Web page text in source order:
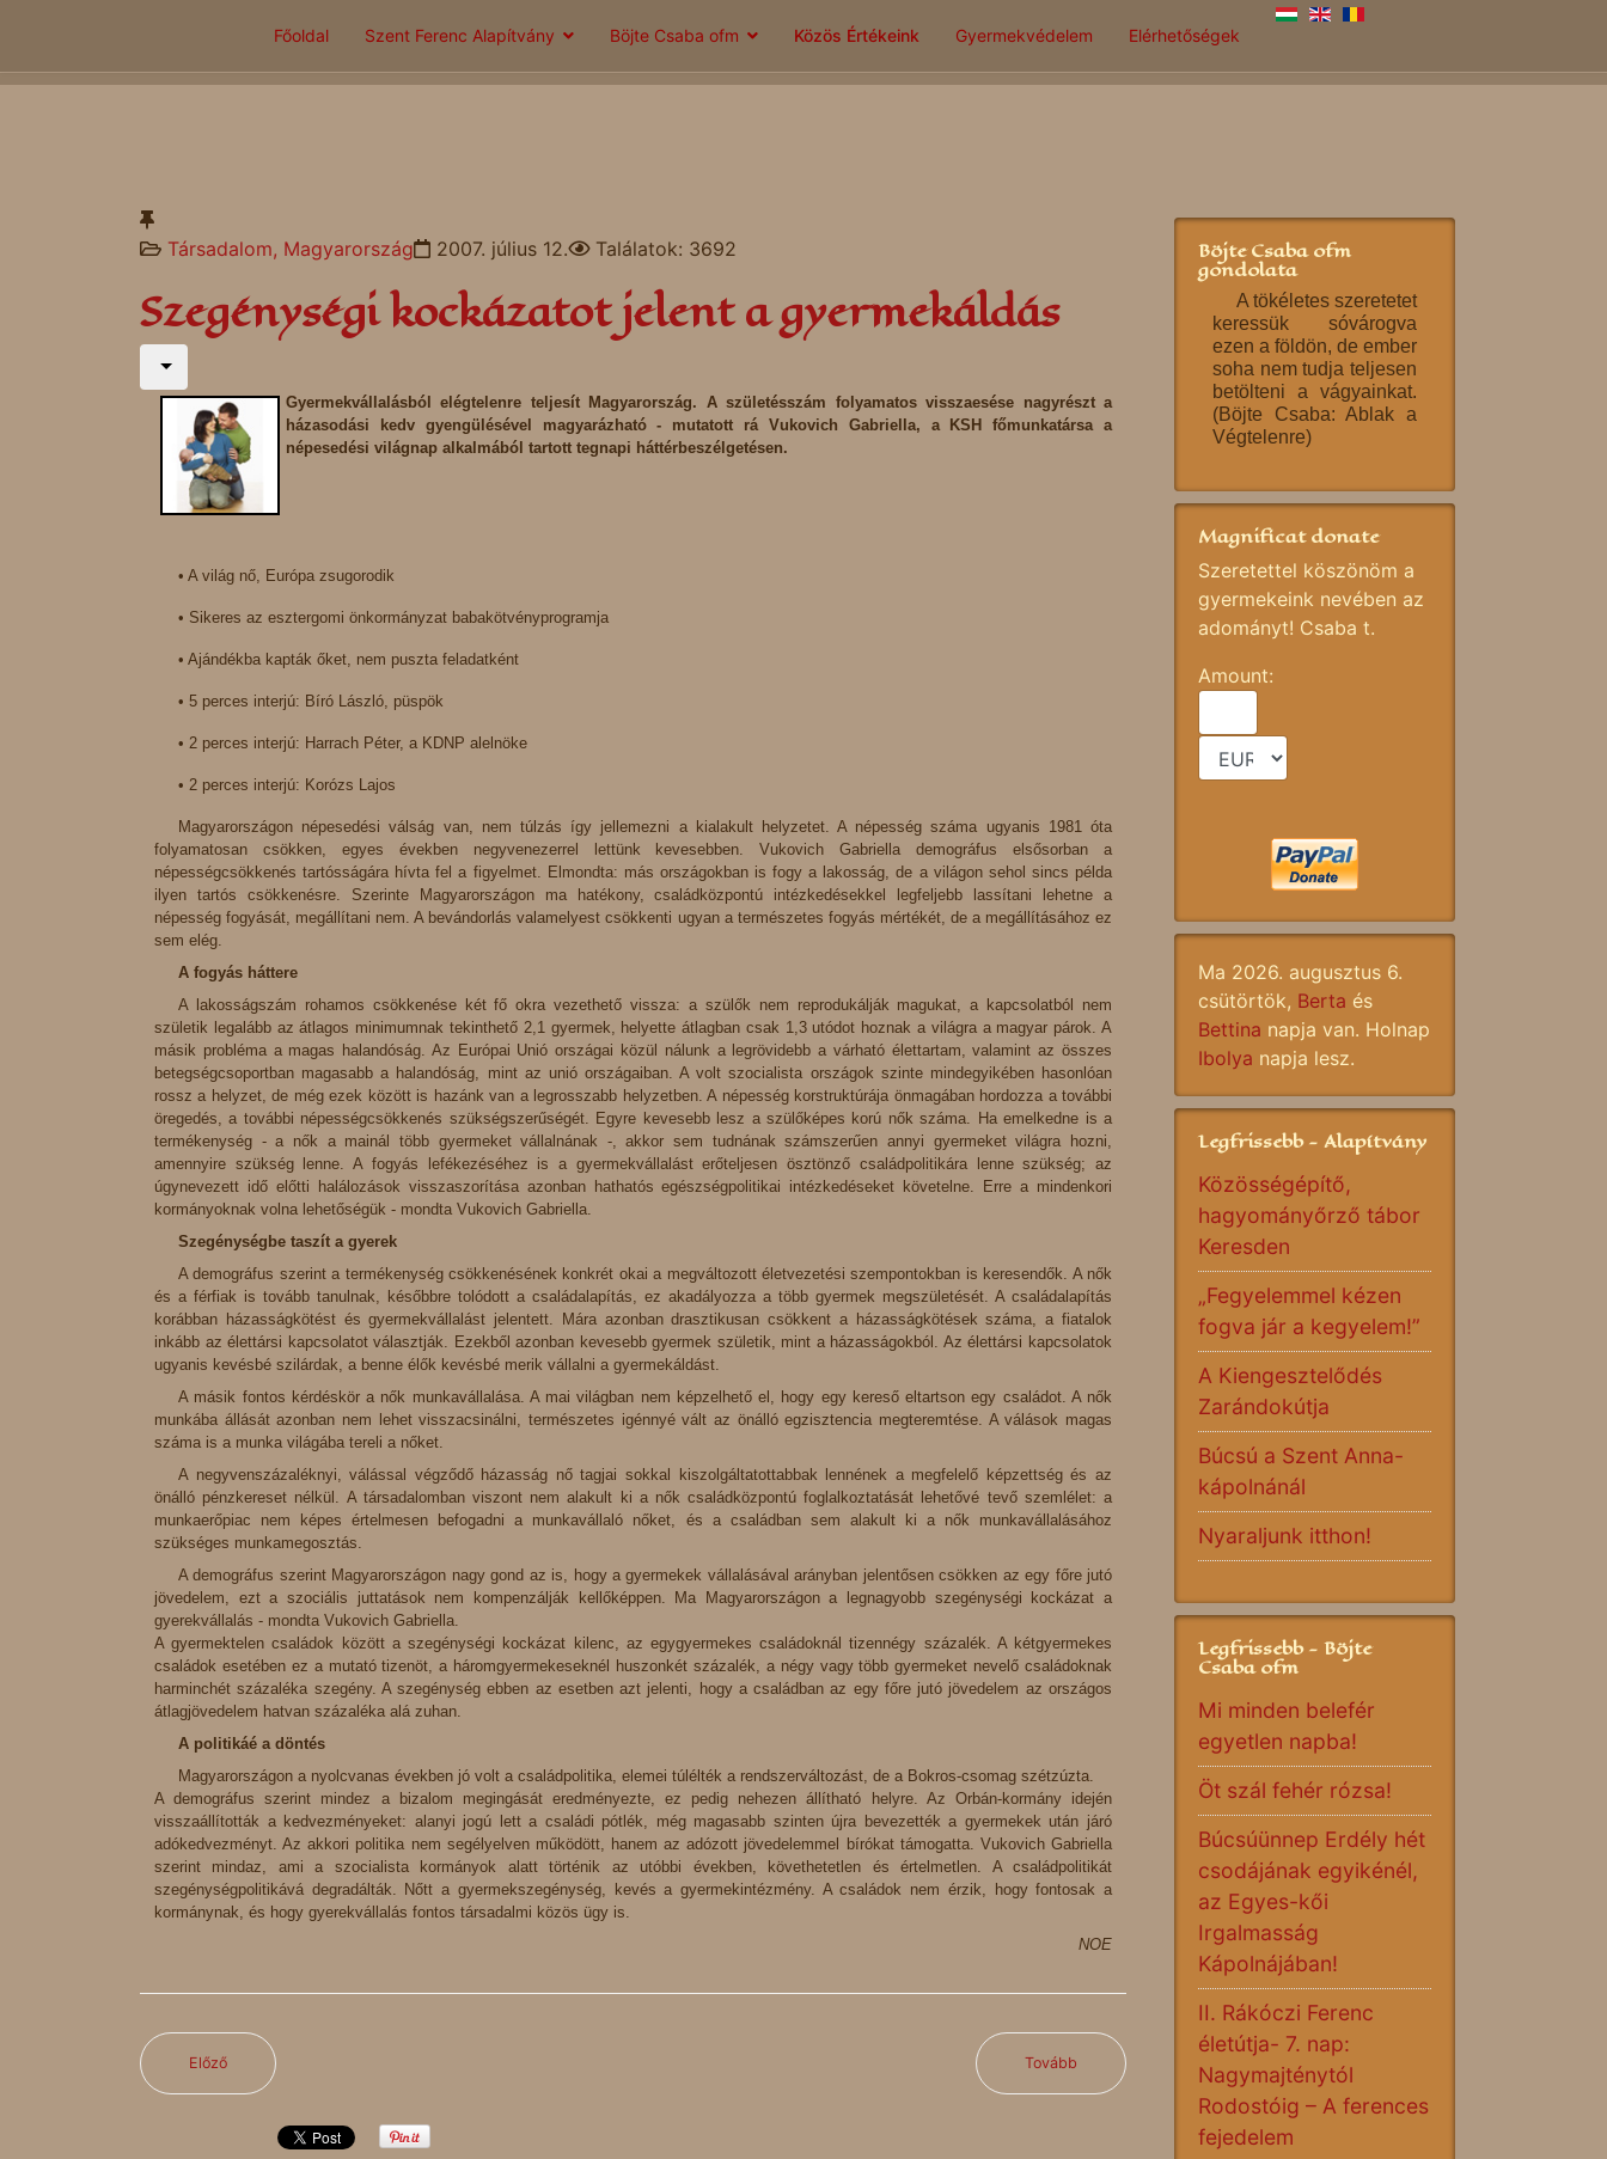
Főoldal Szent Ferenc Alapítvány Böjte Csaba ofm Közös Értékeink Gyermekvédelem Elérhetőségek
Társadalom, Magyarország 2007. július 12. Találatok: 3692
Szegénységi kockázatot jelent a gyermekáldás
Gyermekvállalásból elégtelenre teljesít Magyarország. A születésszám folyamatos visszaesése nagyrészt a
házasodási kedv gyengülésével magyarázható - mutatott rá Vukovich Gabriella, a KSH főmunkatársa a
népesedési világnap alkalmából tartott tegnapi háttérbeszélgetésen.
• A világ nő, Európa zsugorodik
• Sikeres az esztergomi önkormányzat babakötvényprogramja
• Ajándékba kapták őket, nem puszta feladatként
• 5 perces interjú: Bíró László, püspök
• 2 perces interjú: Harrach Péter, a KDNP alelnöke
• 2 perces interjú: Korózs Lajos
Magyarországon népesedési válság van, nem túlzás így jellemezni a kialakult helyzetet. A népesség száma ugyanis 1981 óta
folyamatosan csökken, egyes években negyvenezerrel lettünk kevesebben. Vukovich Gabriella demográfus elsősorban a
népességcsökkenés tartósságára hívta fel a figyelmet. Elmondta: más országokban is fogy a lakosság, de a világon sehol sincs példa
ilyen tartós csökkenésre. Szerinte Magyarországon ma hatékony, családközpontú intézkedésekkel legfeljebb lassítani lehetne a
népesség fogyását, megállítani nem. A bevándorlás valamelyest csökkenti ugyan a természetes fogyás mértékét, de a megállításához ez
sem elég.
A fogyás háttere
A lakosságszám rohamos csökkenése két fő okra vezethető vissza: a szülők nem reprodukálják magukat, a kapcsolatból nem
születik legalább az átlagos minimumnak tekinthető 2,1 gyermek, helyette átlagban csak 1,3 utódot hoznak a világra a magyar párok. A
másik probléma a magas halandóság. Az Európai Unió országai közül nálunk a legrövidebb a várható élettartam, valamint az összes
betegségcsoportban magasabb a halandóság, mint az unió országaiban. A volt szocialista országok szinte mindegyikében hasonlóan
rossz a helyzet, de még ezek között is hazánk van a legrosszabb helyzetben. A népesség korstruktúrája önmagában hordozza a további
öregedés, a további népességcsökkenés szükségszerűségét. Egyre kevesebb lesz a szülőképes korú nők száma. Ha emelkedne is a
termékenység - a nők a mainál több gyermeket vállalnának -, akkor sem tudnának számszerűen annyi gyermeket világra hozni,
amennyire szükség lenne. A fogyás lefékezéséhez is a gyermekvállalást erőteljesen ösztönző családpolitikára lenne szükség; az
úgynevezett idő előtti halálozások visszaszorítása azonban hathatós egészségpolitikai intézkedéseket követelne. Erre a mindenkori
kormányoknak volna lehetőségük - mondta Vukovich Gabriella.
Szegénységbe taszít a gyerek
A demográfus szerint a termékenység csökkenésének konkrét okai a megváltozott életvezetési szempontokban is keresendők. A nők
és a férfiak is tovább tanulnak, későbbre tolódott a családalapítás, ez akadályozza a több gyermek megszületését. A családalapítás
korábban házasságkötést és gyermekvállalást jelentett. Mára azonban drasztikusan csökkent a házasságkötések száma, a fiatalok
inkább az élettársi kapcsolatot választják. Ezekből azonban kevesebb gyermek születik, mint a házasságokból. Az élettársi kapcsolatok
ugyanis kevésbé szilárdak, a benne élők kevésbé merik vállalni a gyermekáldást.
A másik fontos kérdéskör a nők munkavállalása. A mai világban nem képzelhető el, hogy egy kereső eltartson egy családot. A nők
munkába állását azonban nem lehet visszacsinálni, természetes igénnyé vált az önálló egzisztencia megteremtése. A válások magas
száma is a munka világába tereli a nőket.
A negyvenszázaléknyi, válással végződő házasság nő tagjai sokkal kiszolgáltatottabbak lennének a megfelelő képzettség és az
önálló pénzkereset nélkül. A társadalomban viszont nem alakult ki a nők családközpontú foglalkoztatását lehetővé tevő szemlélet: a
munkaerőpiac nem képes értelmesen befogadni a munkavállaló nőket, és a családban sem alakult ki a nők munkavállalásához
szükséges munkamegosztás.
A demográfus szerint Magyarországon nagy gond az is, hogy a gyermekek vállalásával arányban jelentősen csökken az egy főre jutó
jövedelem, ezt a szociális juttatások nem kompenzálják kellőképpen. Ma Magyarországon a legnagyobb szegénységi kockázat a
gyerekvállalás - mondta Vukovich Gabriella.
A gyermektelen családok között a szegénységi kockázat kilenc, az egygyermekes családoknál tizennégy százalék. A kétgyermekes
családok esetében ez a mutató tizenöt, a háromgyermekeseknél huszonkét százalék, a négy vagy több gyermeket nevelő családoknak
harminchét százaléka szegény. A szegénység ebben az esetben azt jelenti, hogy a családban az egy főre jutó jövedelem az országos
átlagjövedelem hatvan százaléka alá zuhan.
A politikáé a döntés
Magyarországon a nyolcvanas években jó volt a családpolitika, elemei túlélték a rendszerváltozást, de a Bokros-csomag szétzúzta.
A demográfus szerint mindez a bizalom megingását eredményezte, ez pedig nehezen állítható helyre. Az Orbán-kormány idején
visszaállították a kedvezményeket: alanyi jogú lett a családi pótlék, még magasabb szinten újra bevezették a gyermekek után járó
adókedvezményt. Az akkori politika nem segélyelven működött, hanem az adózott jövedelemmel bírókat támogatta. Vukovich Gabriella
szerint mindaz, ami a szocialista kormányok alatt történik az utóbbi években, követhetetlen és értelmetlen. A családpolitikát
szegénységpolitikává degradálták. Nőtt a gyermekszegénység, kevés a gyermekintézmény. A családok nem érzik, hogy fontosak a
kormánynak, és hogy gyerekvállalás fontos társadalmi közös ügy is.
NOE
Előző Tovább
Böjte Csaba ofm
gondolata
A tökéletes szeretetet
keressük sóvárogva
ezen a földön, de ember
soha nem tudja teljesen
betölteni a vágyainkat.
(Böjte Csaba: Ablak a
Végtelenre)
Magnificat donate
Szeretettel köszönöm a
gyermekeink nevében az
adományt! Csaba t.
Amount:
Ma 2026. augusztus 6.
csütörtök, Berta és
Bettina napja van. Holnap
Ibolya napja lesz.
Legfrissebb - Alapítvány
Közösségépítő,
hagyományőrző tábor
Keresden
„Fegyelemmel kézen
fogva jár a kegyelem!”
A Kiengesztelődés
Zarándokútja
Búcsú a Szent Anna-
kápolnánál
Nyaraljunk itthon!
Legfrissebb - Böjte
Csaba ofm
Mi minden belefér
egyetlen napba!
Öt szál fehér rózsa!
Búcsúünnep Erdély hét
csodájának egyikénél,
az Egyes-kői
Irgalmasság
Kápolnájában!
II. Rákóczi Ferenc
életútja- 7. nap:
Nagymajténytól
Rodostóig – A ferences
fejedelem